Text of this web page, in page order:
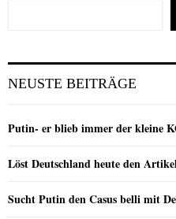
NEUSTE BEITRÄGE
Putin- er blieb immer der kleine
Löst Deutschland heute den
Sucht Putin den Casus belli mit